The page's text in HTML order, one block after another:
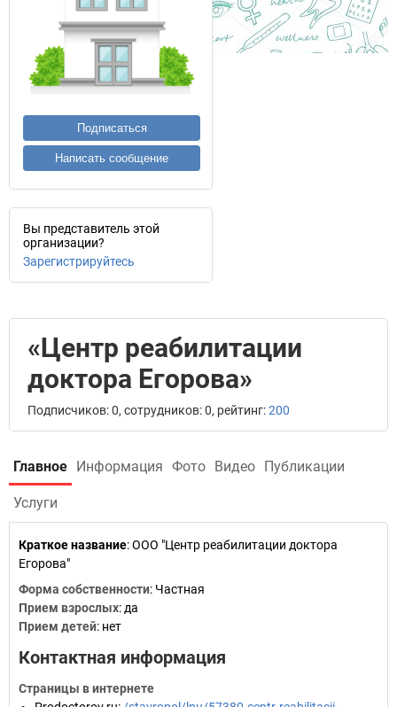
Подписаться
Написать сообщение
Вы представитель этой
организации?
Зарегистрируйтесь
«Центр реабилитации
доктора Егорова»
Подписчиков: 0, сотрудников: 0, рейтинг:200
Главное Информация Фото Видео Публикации
Услуги
Краткое название:ООО "Центр реабилитации доктора
Егорова"
Форма собственности: Частная
Прием взрослых: да
Прием детей: нет
Контактная информация
Страницы в интернете